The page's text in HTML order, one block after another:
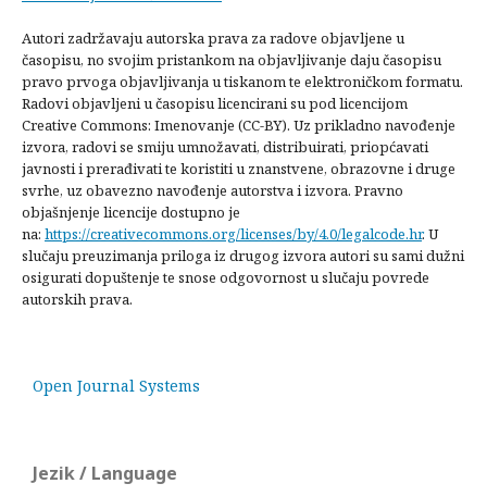
Autori zadržavaju autorska prava za radove objavljene u
časopisu, no svojim pristankom na objavljivanje daju časopisu
pravo prvoga objavljivanja u tiskanom te elektroničkom formatu.
Radovi objavljeni u časopisu licencirani su pod licencijom
Creative Commons: Imenovanje (CC-BY). Uz prikladno navođenje
izvora, radovi se smiju umnožavati, distribuirati, priopćavati
javnosti i prerađivati te koristiti u znanstvene, obrazovne i druge
svrhe, uz obavezno navođenje autorstva i izvora. Pravno
objašnjenje licencije dostupno je
na: https://creativecommons.org/licenses/by/4.0/legalcode.hr. U
slučaju preuzimanja priloga iz drugog izvora autori su sami dužni
osigurati dopuštenje te snose odgovornost u slučaju povrede
autorskih prava.
Open Journal Systems
Jezik / Language